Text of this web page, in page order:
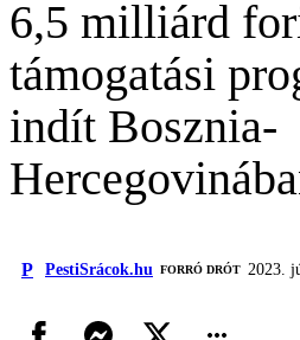
6,5 milliárd
támogatási
indít Bosznia-
P PestiSrácok.hu FORRÓ DRÓT 2023.